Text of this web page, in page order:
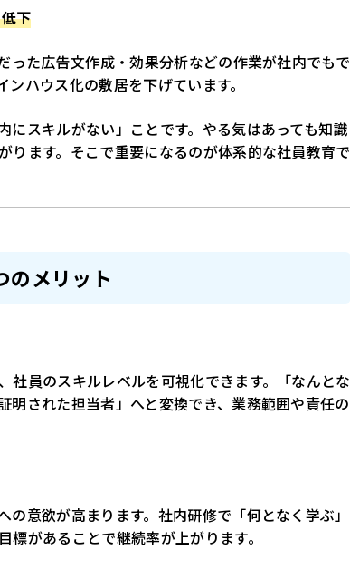
下
った広告文作成・効果分析などの作業が社内でもで
ハウス化の敷居を下げています。
にスキルがない」ことです。やる気はあっても知識
ります。そこで重要になるのが体系的な社員教育で
のメリット
社員のスキルレベルを可視化できます。「なんとな
明された担当者」へと変換でき、業務範囲や責任の
意欲が高まります。社内研修で「何となく学ぶ」
があることで継続率が上がります。